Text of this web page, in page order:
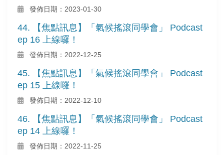
發佈日期：2023-01-30
44. 【焦點訊息】「氣候搖滾同學會」 Podcast
ep 16 上線囉！
發佈日期：2022-12-25
45. 【焦點訊息】「氣候搖滾同學會」 Podcast
ep 15 上線囉！
發佈日期：2022-12-10
46. 【焦點訊息】「氣候搖滾同學會」 Podcast
ep 14 上線囉！
發佈日期：2022-11-25